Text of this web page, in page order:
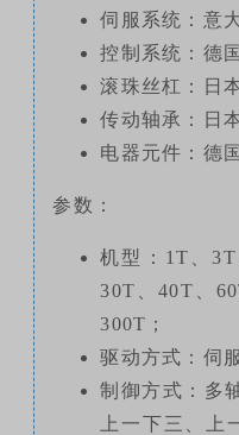
伺服系统：意
控制系统：德
滚珠丝杠：日
传动轴承：日
电器元件：德
参数：
机型：1T、3T
30T、40T、
300T；
驱动方式：伺
制御方式：多
上一下三、上